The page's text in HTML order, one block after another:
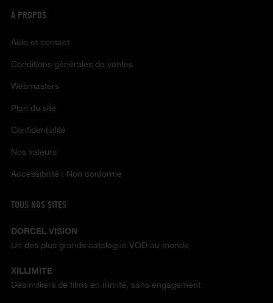
À PROPOS
Aide et contact
Conditions générales de ventes
Webmasters
Plan du site
Confidentialité
Nos valeurs
Accessibilité : Non conforme
TOUS NOS SITES
DORCEL VISION
Un des plus grands catalogue VOD au monde
XILLIMITE
Des milliers de films en illimité, sans engagement